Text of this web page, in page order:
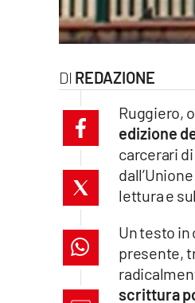
cosenzachannel.it
ilvibonese.it
catanzarochannel.it
lacapitalenews.it
REDAZIONE
Ruggiero,
edizione
carcerari
lettura e
Un testo in
presente,
scrittura